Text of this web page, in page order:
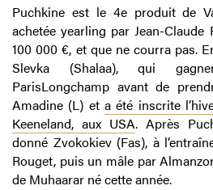
Puchkine est le 4e produit de
achetée yearling par Jean-
100 000 €, et que ne courra pas.
Slevka (Shalaa), qui
ParisLongchamp avant de
Amadine (L) et a été inscrite
Keeneland, aux USA. Après
donné Zvokokiev (Fas), à
Rouget, puis un mâle par
de Muhaarar né cette année.